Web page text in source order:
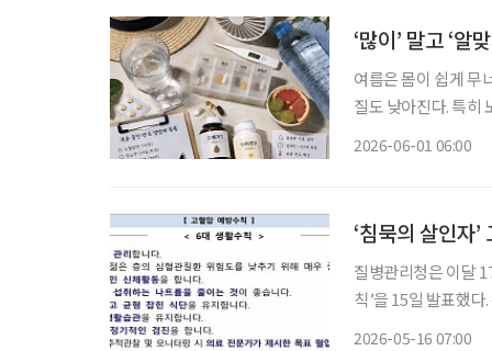
‘많이’ 말고 ‘알
여름은 몸이 쉽게 무
질도 낮아진다. 특히
2026-06-01 06:00
‘침묵의 살인자
질병관리청은 이달
칙’을 15일 발표했
2026-05-16 07:00